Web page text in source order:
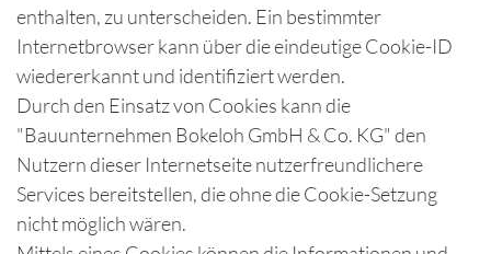
enthalten, zu unterscheiden. Ein bestimmter
Internetbrowser kann über die eindeutige Cookie-ID
wiedererkannt und identifiziert werden.
Durch den Einsatz von Cookies kann die
"Bauunternehmen Bokeloh GmbH & Co. KG" den
Nutzern dieser Internetseite nutzerfreundlichere
Services bereitstellen, die ohne die Cookie-Setzung
nicht möglich wären.